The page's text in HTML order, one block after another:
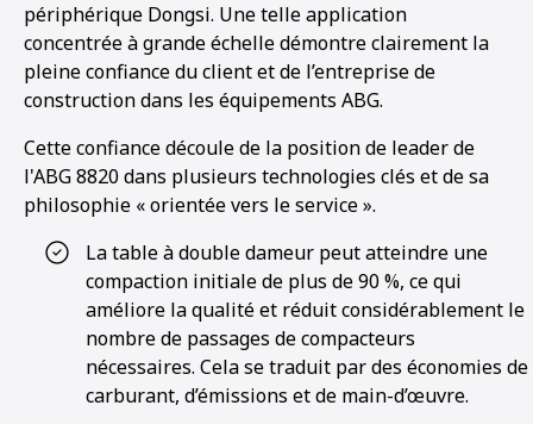
périphérique Dongsi. Une telle application
concentrée à grande échelle démontre clairement la
pleine confiance du client et de l’entreprise de
construction dans les équipements ABG.
Cette confiance découle de la position de leader de
l'ABG 8820 dans plusieurs technologies clés et de sa
philosophie « orientée vers le service ».
La table à double dameur peut atteindre une
compaction initiale de plus de 90 %, ce qui
améliore la qualité et réduit considérablement le
nombre de passages de compacteurs
nécessaires. Cela se traduit par des économies de
carburant, d’émissions et de main-d’œuvre.